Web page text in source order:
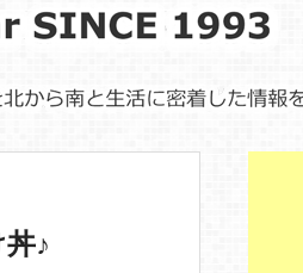
♪